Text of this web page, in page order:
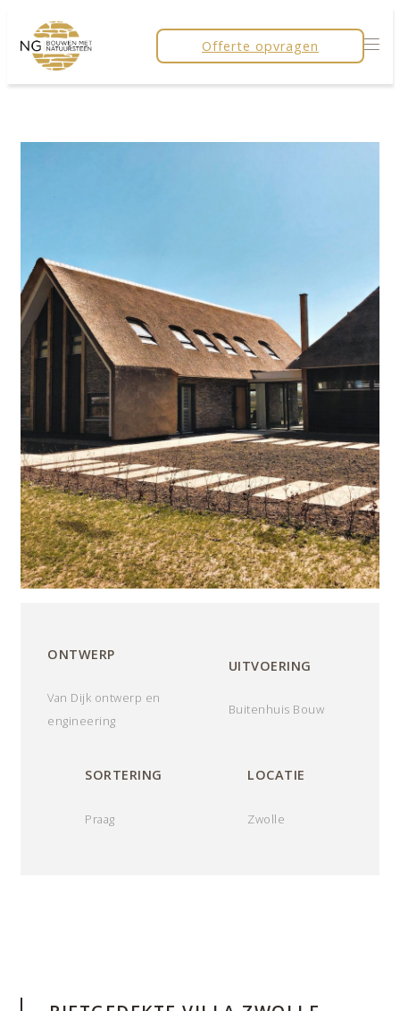
Offerte opvragen
ONTWERP
Van Dijk ontwerp en
engineering
UITVOERING
Buitenhuis Bouw
SORTERING
Praag
LOCATIE
Zwolle